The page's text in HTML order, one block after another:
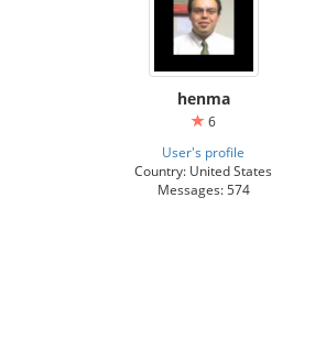
henma
6
User's profile
Country: United States
Messages: 574